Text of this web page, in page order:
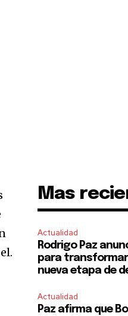
Mas
Actualidad
Rodrigo Paz
para transformar
nueva etapa de
Actualidad
Paz afirma que